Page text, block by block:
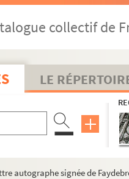
collectif de
LE
autographe signée de